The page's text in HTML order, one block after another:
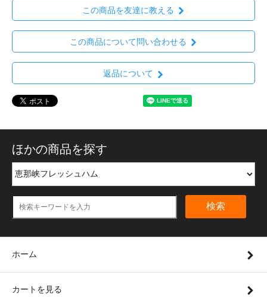
この商品を友達に教える
この商品について問い合わせる
返品について
ほかの商品を探す
検索
ホーム
カートを見る